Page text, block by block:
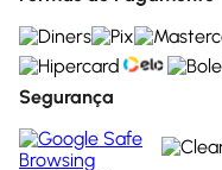
Segurança